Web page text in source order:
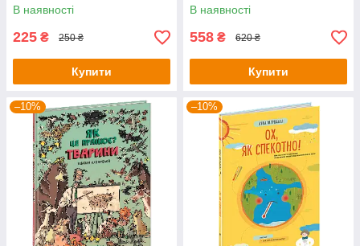
В наявності
225 ₴ 250 ₴
Купити
В наявності
558 ₴ 620 ₴
Купити
–10% –10%